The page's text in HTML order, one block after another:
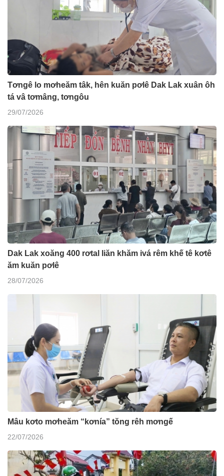
Tơngê lo mơheăm tâk, hên kuăn pơlê Dak Lak xuân ôh
tá vâ tơmâng, tơngôu
29/07/2026
Dak Lak xoăng 400 rơtal liăn khăm ivá rêm khế tê kơtê
ăm kuăn pơlê
28/07/2026
Mâu kơto mơheăm “kơnía” tŏng rêh mơngế
22/07/2026